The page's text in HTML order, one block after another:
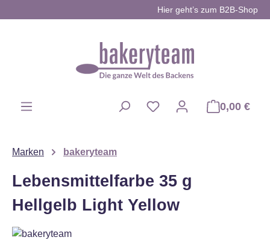
Hier geht’s zum B2B-Shop
0,00 €
Marken bakeryteam
Lebensmittelfarbe 35 g
Hellgelb Light Yellow